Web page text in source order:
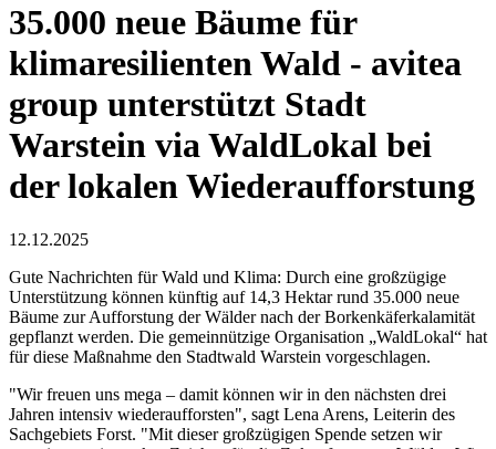
35.000 neue Bäume für
klimaresilienten Wald - avitea
group unterstützt Stadt
Warstein via WaldLokal bei
der lokalen Wiederaufforstung
12.12.2025
Gute Nachrichten für Wald und Klima: Durch eine großzügige
Unterstützung können künftig auf 14,3 Hektar rund 35.000 neue
Bäume zur Aufforstung der Wälder nach der Borkenkäferkalamität
gepflanzt werden. Die gemeinnützige Organisation „WaldLokal“ hat
für diese Maßnahme den Stadtwald Warstein vorgeschlagen.
"Wir freuen uns mega – damit können wir in den nächsten drei
Jahren intensiv wiederaufforsten", sagt Lena Arens, Leiterin des
Sachgebiets Forst. "Mit dieser großzügigen Spende setzen wir